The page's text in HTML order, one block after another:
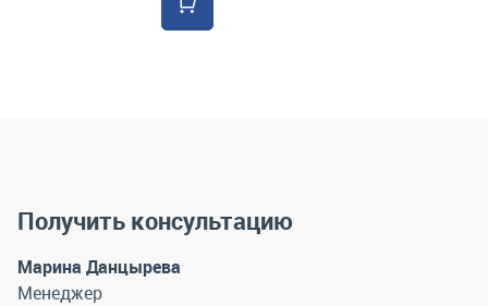
Получить консультацию
Марина Данцырева
Менеджер